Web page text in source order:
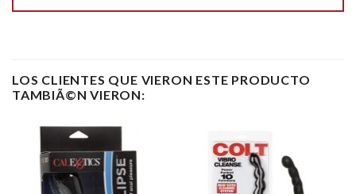
LOS CLIENTES QUE VIERON ESTE PRODUCTO
TAMBIÃ©N VIERON: